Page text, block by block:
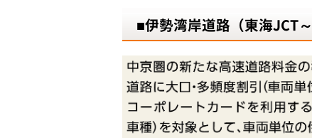
■伊勢湾岸道路（東海JCT